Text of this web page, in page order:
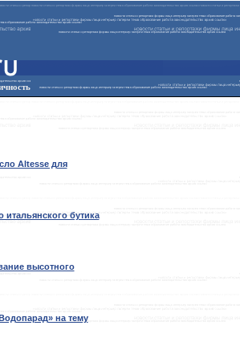
Altesse для
бутика
высотного
на тему